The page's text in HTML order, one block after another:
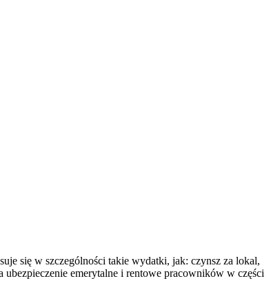
się w szczególności takie wydatki, jak: czynsz za lokal,
ubezpieczenie emerytalne i rentowe pracowników w części